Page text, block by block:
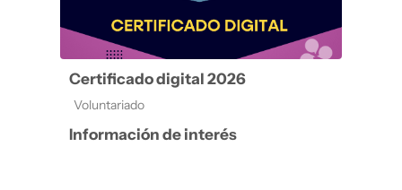
Certificado digital 2026
Categoría de cursos
Voluntariado
Información de interés